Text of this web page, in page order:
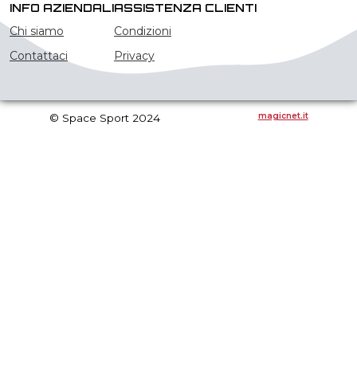
INFO AZIENDALI
Chi siamo
Contattaci
ASSISTENZA CLIENTI
Condizioni
Privacy
© Space Sport 2024 magicnet.it